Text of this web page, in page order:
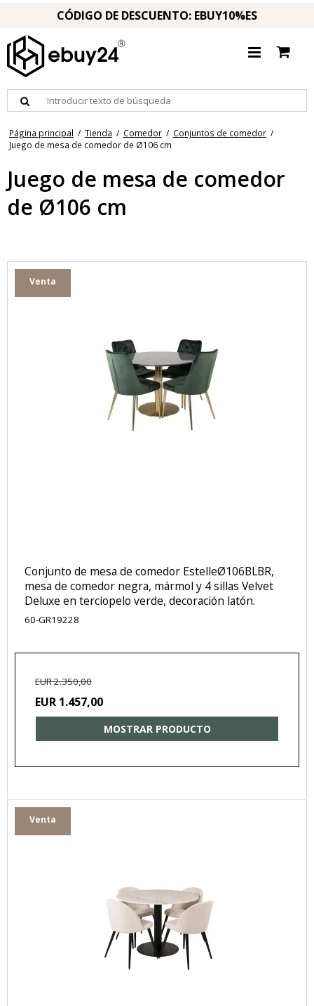
CÓDIGO DE DESCUENTO: EBUY10%ES
Página principal / Tienda / Comedor / Conjuntos de comedor /
Juego de mesa de comedor de Ø106 cm
Juego de mesa de comedor
de Ø106 cm
Venta
Conjunto de mesa de comedor EstelleØ106BLBR,
mesa de comedor negra, mármol y 4 sillas Velvet
Deluxe en terciopelo verde, decoración latón.
60-GR19228
EUR 2.350,00
EUR 1.457,00
MOSTRAR PRODUCTO
Venta